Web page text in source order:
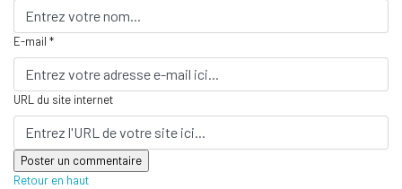
E-mail *
URL du site internet
Retour en haut